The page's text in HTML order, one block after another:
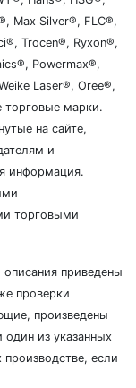
Max Silver®, FLC®,
Trocen®, Ryxon®,
Powermax®,
Laser®, Oree®,
торговые марки.
на сайте,
и
информация.
торговыми
приведены
проверки
произведены
из указанных
если